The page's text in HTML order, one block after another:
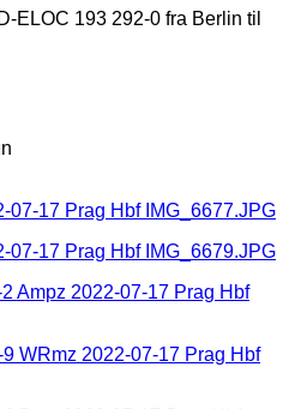
ELOC 193 292-0 fra Berlin til